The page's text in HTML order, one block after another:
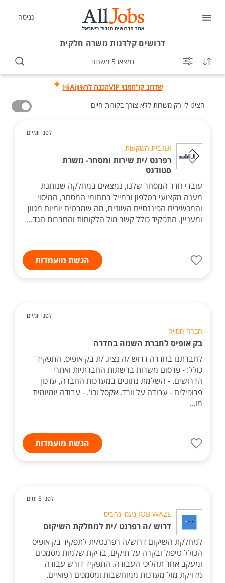
כניסה
דרושים קלדנות משרה חלקית
נמצאו 5 משרות
שדרוג קו"חמנוי VIP הכנה לראיוןHiAi
הציגו לי רק משרות ללא צורך בקורות חיים
לפני יומיים
IBI בית השקעות
רפרנט /ית שירות ומסחר- משרת
סטודנט
עובדי חדר המסחר שלנו, נמצאים במחלקה שנותנת
מענה מקצועי בטלפון ובמייל בתחומי המסחר, המיסוי
והמכשירים הפיננסיים השונים, מה שמבטיח יומיום מגוון
ומעניין. התפקיד כולל קשר מול הלקוחות והחברות הגד...
הגשת מועמדות
לפני יומיים
חברה חסויה
בק אופיס לחברת השמה בחדרה
לחברתנו בחדרה דרוש /ה נציג /ת בק אופיס. התפקיד
כולל: - פרסום משרות ברשתות החברתיות ואתרי
הדרושים. - השלמת נתונים במערכות החברה, עדכון
פרופילים - עבודה על וורד, אקסל וכו'. - עבודה יומיומית
מו...
הגשת מועמדות
לפני 3 ימים
JOB WAZE נעמי גרוביס
דרוש /ה רפרנט /ית למחלקת השיקום
למחלקת השיקום דרוש/ה רפרנט/ית לתפקיד בק אופיס
הכולל טיפול ובקרה על תיקים, בדיקת שלמות מסמכים
ומעקב אחר תהליכי העבודה. התפקיד דורש עבודה
מדויקת מול מערכות ממוחשבות ומסמכים רפואיים.